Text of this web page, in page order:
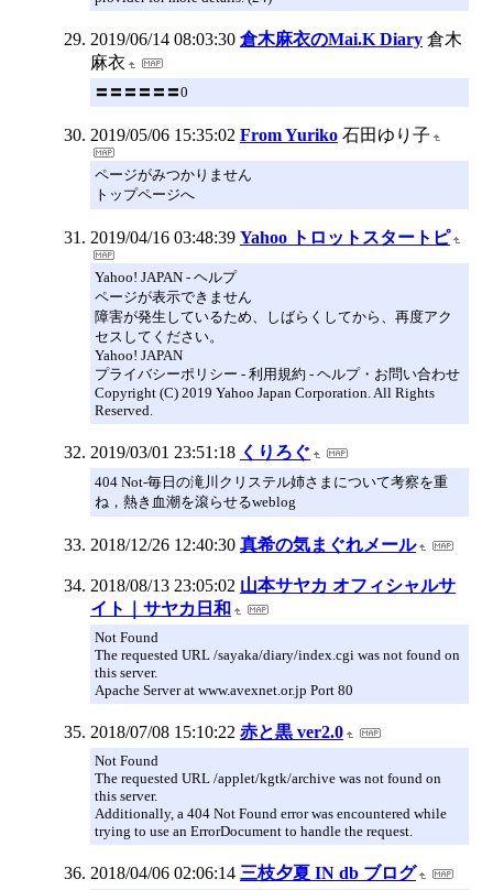
2019/06/14 08:03:30 倉木麻衣のMai.K Diary 倉木
麻衣
〓〓〓〓〓〓0
2019/05/06 15:35:02 From Yuriko 石田ゆり子
ページがみつかりません
トップページへ
2019/04/16 03:48:39 Yahoo トロットスタートピ
Yahoo! JAPAN - ヘルプ
ページが表示できません
障害が発生しているため、しばらくしてから、再度アク
セスしてください。
Yahoo! JAPAN
プライバシーポリシー - 利用規約 - ヘルプ・お問い合わせ
Copyright (C) 2019 Yahoo Japan Corporation. All Rights
Reserved.
2019/03/01 23:51:18 くりろぐ
404 Not-毎日の滝川クリステル姉さまについて考察を重
ね，熱き血潮を滾らせるweblog
2018/12/26 12:40:30 真希の気まぐれメール
2018/08/13 23:05:02 山本サヤカ オフィシャルサ
イト｜サヤカ日和
Not Found
The requested URL /sayaka/diary/index.cgi was not found on
this server.
Apache Server at www.avexnet.or.jp Port 80
2018/07/08 15:10:22 赤と黒 ver2.0
Not Found
The requested URL /applet/kgtk/archive was not found on
this server.
Additionally, a 404 Not Found error was encountered while
trying to use an ErrorDocument to handle the request.
2018/04/06 02:06:14 三枝夕夏 IN db ブログ